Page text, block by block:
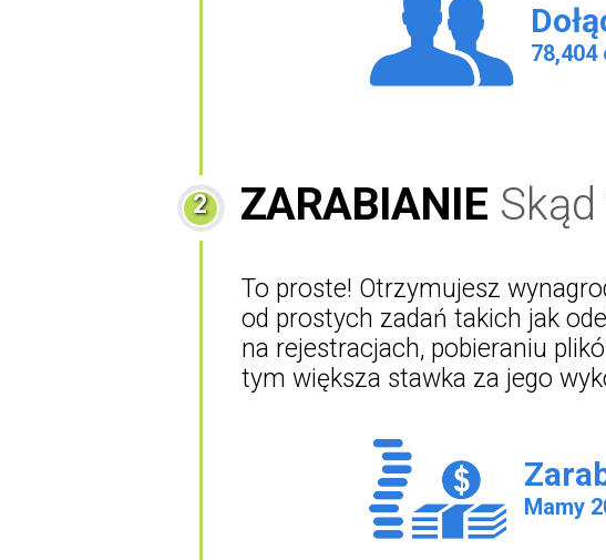
78,995
2 ZARABIANIE
To proste! Otrzymujesz
od prostych zadań takich jak
na rejestracjach, pobieraniu
tym większa stawka za jego
Mamy